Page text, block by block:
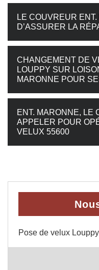
LE COUVREUR
D’ASSURER LA
CHANGEMENT DE
LOUPPY SUR
MARONNE POUR
ENT. MARONNE, LE
APPELER POUR
VELUX 55600
Pose de velux